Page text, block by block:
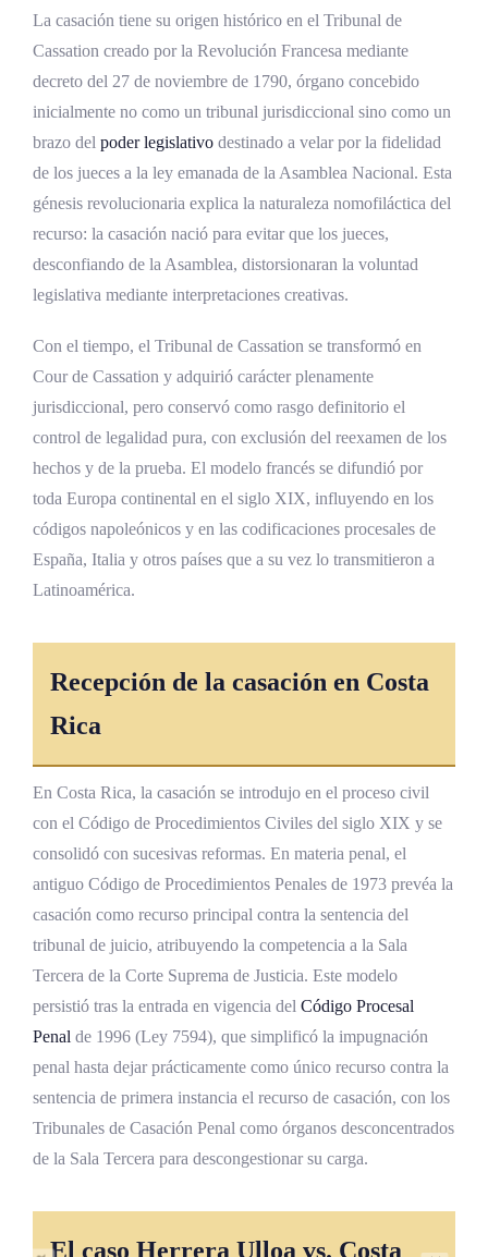
La casación tiene su origen histórico en el Tribunal de
Cassation creado por la Revolución Francesa mediante
decreto del 27 de noviembre de 1790, órgano concebido
inicialmente no como un tribunal jurisdiccional sino como un
brazo del poder legislativo destinado a velar por la fidelidad
de los jueces a la ley emanada de la Asamblea Nacional. Esta
génesis revolucionaria explica la naturaleza nomofiláctica del
recurso: la casación nació para evitar que los jueces,
desconfiando de la Asamblea, distorsionaran la voluntad
legislativa mediante interpretaciones creativas.
Con el tiempo, el Tribunal de Cassation se transformó en
Cour de Cassation y adquirió carácter plenamente
jurisdiccional, pero conservó como rasgo definitorio el
control de legalidad pura, con exclusión del reexamen de los
hechos y de la prueba. El modelo francés se difundió por
toda Europa continental en el siglo XIX, influyendo en los
códigos napoleónicos y en las codificaciones procesales de
España, Italia y otros países que a su vez lo transmitieron a
Latinoamérica.
Recepción de la casación en Costa
Rica
En Costa Rica, la casación se introdujo en el proceso civil
con el Código de Procedimientos Civiles del siglo XIX y se
consolidó con sucesivas reformas. En materia penal, el
antiguo Código de Procedimientos Penales de 1973 prevéa la
casación como recurso principal contra la sentencia del
tribunal de juicio, atribuyendo la competencia a la Sala
Tercera de la Corte Suprema de Justicia. Este modelo
persistió tras la entrada en vigencia del Código Procesal
Penal de 1996 (Ley 7594), que simplificó la impugnación
penal hasta dejar prácticamente como único recurso contra la
sentencia de primera instancia el recurso de casación, con los
Tribunales de Casación Penal como órganos desconcentrados
de la Sala Tercera para descongestionar su carga.
El caso Herrera Ulloa vs. Costa